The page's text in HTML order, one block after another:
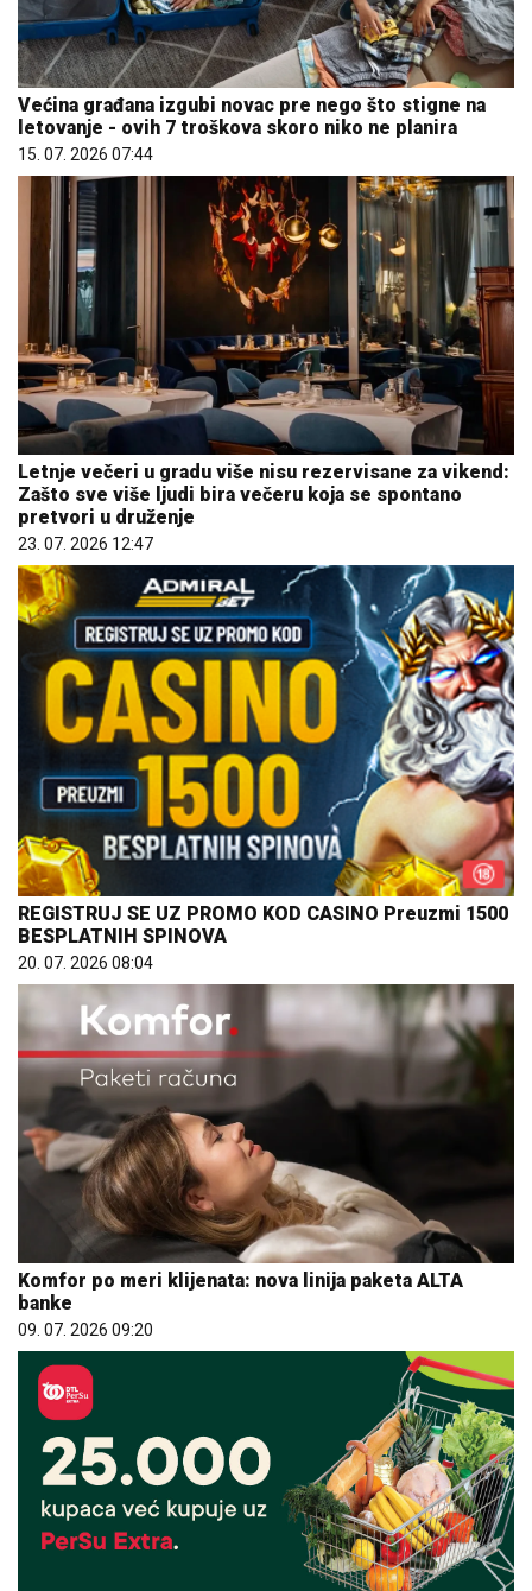
Većina građana izgubi novac pre nego što stigne na
letovanje - ovih 7 troškova skoro niko ne planira
15. 07. 2026 07:44
Letnje večeri u gradu više nisu rezervisane za vikend:
Zašto sve više ljudi bira večeru koja se spontano
pretvori u druženje
23. 07. 2026 12:47
REGISTRUJ SE UZ PROMO KOD CASINO Preuzmi 1500
BESPLATNIH SPINOVA
20. 07. 2026 08:04
Komfor po meri klijenata: nova linija paketa ALTA
banke
09. 07. 2026 09:20